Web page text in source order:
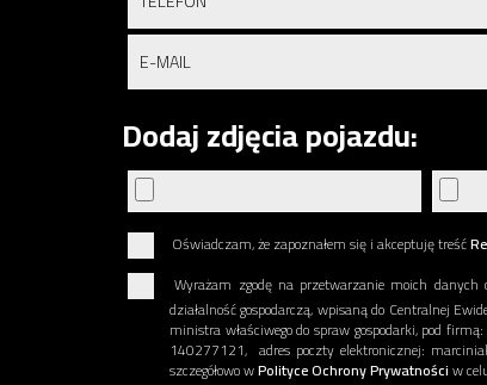
Dodaj zdjęcia pojazdu:
Oświadczam, że zapoznałem się i akceptuję treść
Wyrażam zgodę na przetwarzanie moich
działalność gospodarczą, wpisaną do Centralnej
ministra właściwego do spraw gospodarki, pod
140277121, adres poczty elektronicznej:
szczegółowo wPolityce Ochrony Prywatnościw